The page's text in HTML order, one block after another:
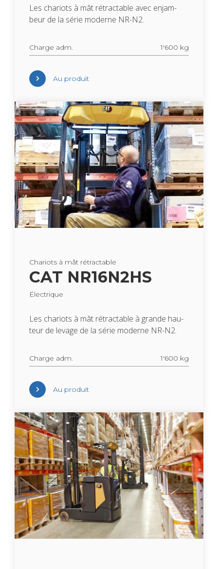
Les cha­riots à mât rétrac­table avec enjam­
beur de la série moderne NR-N2.
Charge adm. 1'600 kg
Au pro­duit
Cha­riots à mât rétrac­table
CAT NR16N2HS
Élec­trique
Les cha­riots à mât rétrac­table à grande hau­
teur de levage de la série moderne NR-N2.
Charge adm. 1'600 kg
Au pro­duit